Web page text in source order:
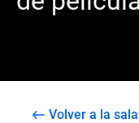
Volver a la